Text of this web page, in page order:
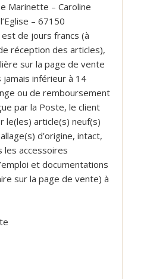
Marinette – Caroline
– 67150
de jours francs (à
réception des articles),
sur la page de vente
jamais inférieur à 14
ou de remboursement
par la Poste, le client
le(les) article(s) neuf(s)
d’origine, intact,
les accessoires
et documentations
sur la page de vente) à